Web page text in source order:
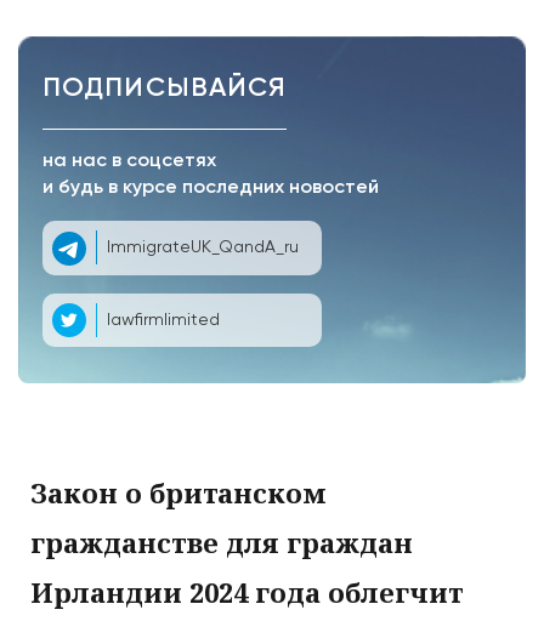
ПОДПИСЫВАЙСЯ
на нас в соцсетях
и будь в курсе последних новостей
ImmigrateUK_QandA_ru
lawfirmlimited
Закон о британском
гражданстве для граждан
Ирландии 2024 года облегчит